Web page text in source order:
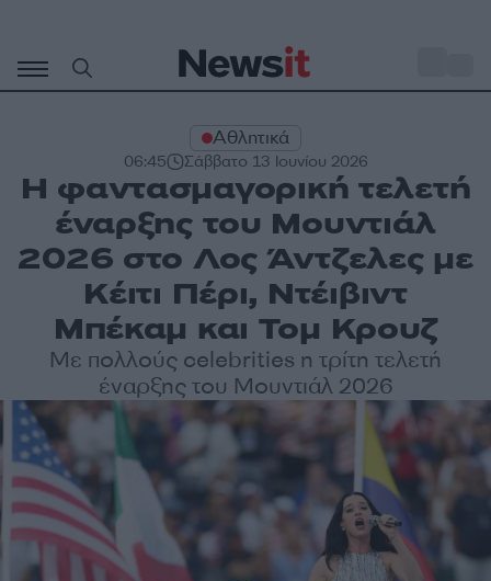
περιεχόμενο
Αθλητικά
06:45 Σάββατο 13 Ιουνίου 2026
Η φαντασμαγορική τελετή
έναρξης του Μουντιάλ
2026 στο Λος Άντζελες με
Κέιτι Πέρι, Ντέιβιντ
Μπέκαμ και Τομ Κρουζ
Με πολλούς celebrities η τρίτη τελετή
έναρξης του Μουντιάλ 2026